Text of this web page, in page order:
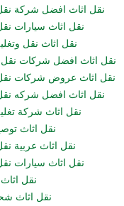
نقل اثاث افضل شركة
نقل اثاث سيارات
نقل اثاث نقل
نقل اثاث افضل شركات
نقل اثاث عروض شركات نقل
نقل اثاث افضل شركه
نقل اثاث شركة
نقل اثاث
نقل اثاث عربية
نقل اثاث سيارات
نقل
نقل اثاث